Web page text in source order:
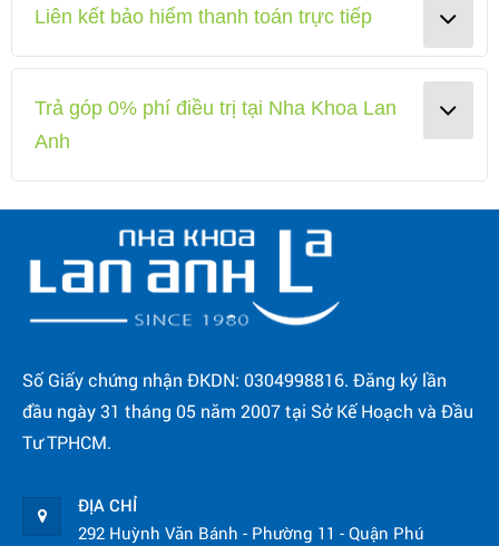
Liên kết bảo hiểm thanh toán trực tiếp
Trả góp 0% phí điều trị tại Nha Khoa Lan
Anh
Số Giấy chứng nhận ĐKDN: 0304998816. Đăng ký lần
đầu ngày 31 tháng 05 năm 2007 tại Sở Kế Hoạch và Đầu
Tư TPHCM.
ĐỊA CHỈ
292 Huỳnh Văn Bánh - Phường 11 - Quận Phú